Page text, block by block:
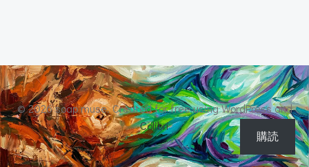
© 2026 soap muse. Created for free using WordPress and
Colibri
購読